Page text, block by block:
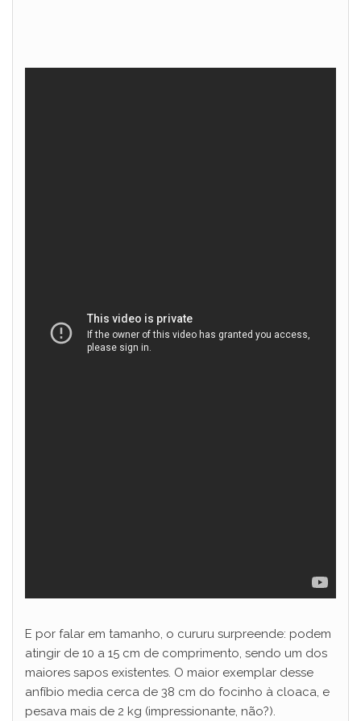
E por falar em tamanho, o cururu surpreende: podem
atingir de 10 a 15 cm de comprimento, sendo um dos
maiores sapos existentes. O maior exemplar desse
anfíbio media cerca de 38 cm do focinho à cloaca, e
pesava mais de 2 kg (impressionante, não?).